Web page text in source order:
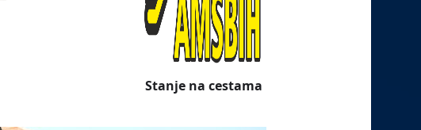
Stanje na cestama